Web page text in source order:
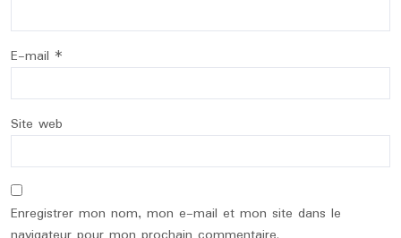
E-mail *
Site web
Enregistrer mon nom, mon e-mail et mon site dans le